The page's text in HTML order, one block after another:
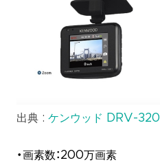
出典 : ケンウッド DRV-320
・画素数：200万画素